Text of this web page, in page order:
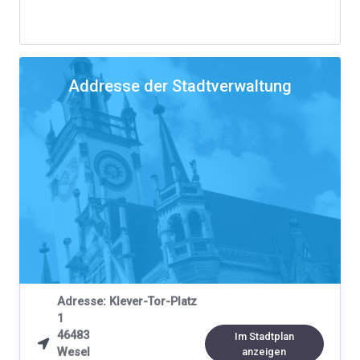
Addresse der Stadtverwaltung

Adresse: Klever-Tor-Platz
1
46483
Wesel
Im Stadtplan
anzeigen